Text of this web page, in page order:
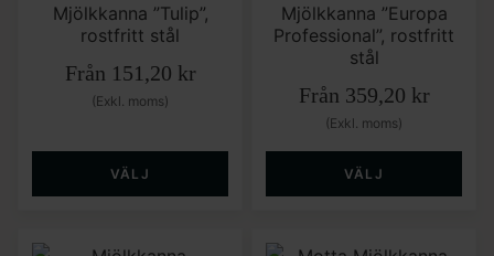
Mjölkkanna ”Tulip”,
rostfritt stål
Från 151,20 kr
(Exkl. moms)
VÄLJ
Mjölkkanna ”Europa
Professional”, rostfritt
stål
Från 359,20 kr
(Exkl. moms)
VÄLJ